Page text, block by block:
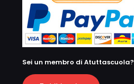
Sei un membro di Atuttascuola?